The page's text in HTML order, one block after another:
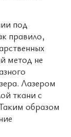
под
правило,
метод не
Лазером
ткани с
образом